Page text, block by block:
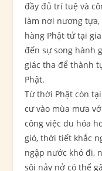
đầy đủ trí tuệ và
làm nơi nương
hàng Phật tử tại
đến sự song hành
giác tha để thành
Phật.
Từ thời Phật còn
cư vào mùa mưa
công việc du hóa
gió, thời tiết khắc
ngập nước khó đi,
sôi nảy nở có thể